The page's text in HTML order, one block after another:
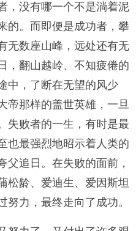
，没有哪一个不是淌着泥
的。而即便是成功者，攀
无数座山峰，远处还有无
，翻山越岭、不知疲倦的
中，了断在无望的风少
帝那样的盖世英雄，一旦
失败者的一生，有时是最
也最强烈地昭示着人类的
父追日。在失败的面前，
松龄、爱迪生、爱因斯坦
力，最终走向了成功。